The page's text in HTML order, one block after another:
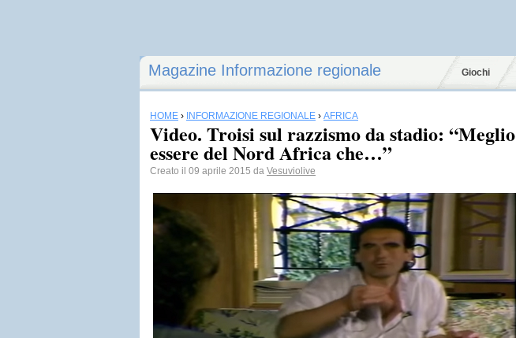
Magazine Informazione regionale Giochi
HOME › INFORMAZIONE REGIONALE › AFRICA
Video. Troisi sul razzismo da stadio: “Meglio
essere del Nord Africa che…”
Creato il 09 aprile 2015 da Vesuviolive